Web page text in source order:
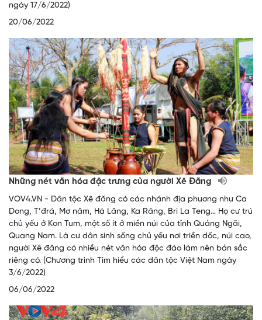
ngày 17/6/2022)
20/06/2022
Những nét văn hóa đặc trưng của người Xê Đăng
VOV4.VN - Dân tộc Xê đăng có các nhánh địa phương như Ca
Dong, T’đrá, Mơ nâm, Hà Lăng, Ka Râng, Bri La Teng… Họ cư trú
chủ yếu ở Kon Tum, một số ít ở miền núi của tỉnh Quảng Ngãi,
Quang Nam. Là cư dân sinh sống chủ yếu nơi triền dốc, núi cao,
người Xê đăng có nhiều nét văn hóa độc đáo làm nên bản sắc
riêng có. (Chương trình Tìm hiểu các dân tộc Việt Nam ngày
3/6/2022)
06/06/2022